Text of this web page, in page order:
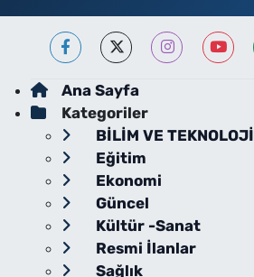
Ana Sayfa
Kategoriler
BİLİM VE TEKNOLOJİ
Eğitim
Ekonomi
Güncel
Kültür -Sanat
Resmi İlanlar
Sağlık